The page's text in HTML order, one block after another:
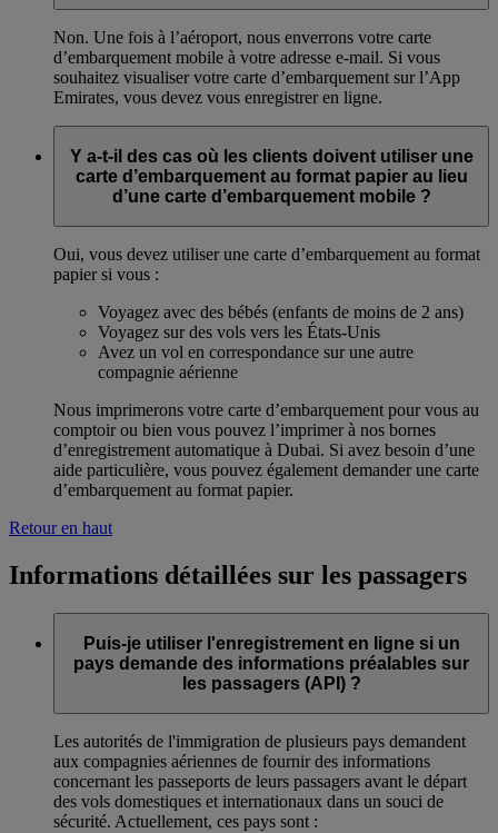
Non. Une fois à l’aéroport, nous enverrons votre carte
d’embarquement mobile à votre adresse e-mail. Si vous
souhaitez visualiser votre carte d’embarquement sur l’App
Emirates, vous devez vous enregistrer en ligne.
Y a-t-il des cas où les clients doivent utiliser une
carte d’embarquement au format papier au lieu
d’une carte d’embarquement mobile ?
Oui, vous devez utiliser une carte d’embarquement au format
papier si vous :
Voyagez avec des bébés (enfants de moins de 2 ans)
Voyagez sur des vols vers les États-Unis
Avez un vol en correspondance sur une autre
compagnie aérienne
Nous imprimerons votre carte d’embarquement pour vous au
comptoir ou bien vous pouvez l’imprimer à nos bornes
d’enregistrement automatique à Dubai. Si avez besoin d’une
aide particulière, vous pouvez également demander une carte
d’embarquement au format papier.
Retour en haut
Informations détaillées sur les passagers
Puis-je utiliser l'enregistrement en ligne si un
pays demande des informations préalables sur
les passagers (API) ?
Les autorités de l'immigration de plusieurs pays demandent
aux compagnies aériennes de fournir des informations
concernant les passeports de leurs passagers avant le départ
des vols domestiques et internationaux dans un souci de
sécurité. Actuellement, ces pays sont :